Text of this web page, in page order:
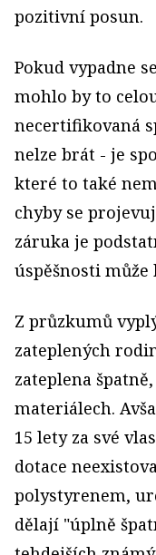
pozitivní posun.
Pokud vypadne
mohlo by to
necertifikovaná
nelze brát - je
které to také
chyby se
záruka je
úspěšnosti může
Z průzkumů
zateplených
zateplena
materiálech.
15 lety za své
dotace
polystyrenem,
dělají "úplně